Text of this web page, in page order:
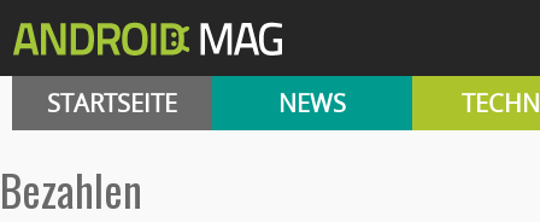
STARTSEITE NEWS
bezahlen